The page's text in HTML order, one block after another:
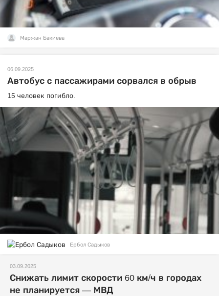
Маржан Бакиева
06.09.2025
Автобус с пассажирами сорвался в обрыв
15 человек погибло.
Ербол Садыков
03.09.2025
Снижать лимит скорости 60 км/ч в городах
не планируется — МВД